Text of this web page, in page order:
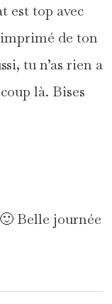
est top avec
de ton
tu n’as rien a
là. Bises
Belle journée